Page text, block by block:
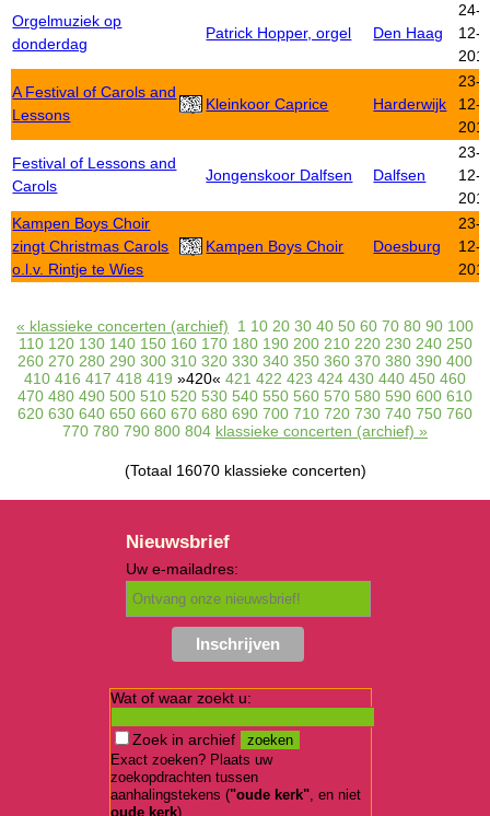
Orgelmuziek op
donderdag
Patrick Hopper, orgel Den Haag
24-
12-
A Festival of Carols and
Lessons
Kleinkoor Caprice Harderwijk
23-
12-
Festival of Lessons and
Carols
Jongenskoor Dalfsen Dalfsen
23-
12-
Kampen Boys Choir
zingt Christmas Carols
o.l.v. Rintje te Wies
Kampen Boys Choir Doesburg
23-
12-
« klassieke concerten (archief) 1 10 20 30 40 50 60 70 80 90 100
110 120 130 140 150 160 170 180 190 200 210 220 230 240 250
260 270 280 290 300 310 320 330 340 350 360 370 380 390 400
410 416 417 418 419 »420« 421 422 423 424 430 440 450 460
470 480 490 500 510 520 530 540 550 560 570 580 590 600 610
620 630 640 650 660 670 680 690 700 710 720 730 740 750 760
770 780 790 800 804 klassieke concerten (archief) »
(Totaal 16070 klassieke concerten)
Nieuwsbrief
Uw e-mailadres:
Wat of waar zoekt u:
Zoek in archief
Exact zoeken? Plaats uw
zoekopdrachten tussen
aanhalingstekens ("oude kerk", en niet
oude kerk)